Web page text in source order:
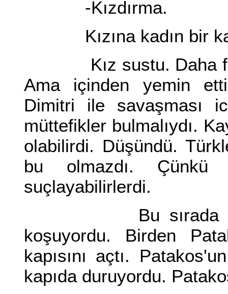
-Kızdırma.
Kızına kadın bir
Kız sustu. Daha
Ama içinden yemin
Dimitri ile savaşması
müttefikler bulmalıydı.
olabilirdi. Düşündü.
bu olmazdı.
suçlayabilirlerdi.
Bu sırada bir
koşuyordu. Birden
kapısını açtı.
kapıda duruyordu.